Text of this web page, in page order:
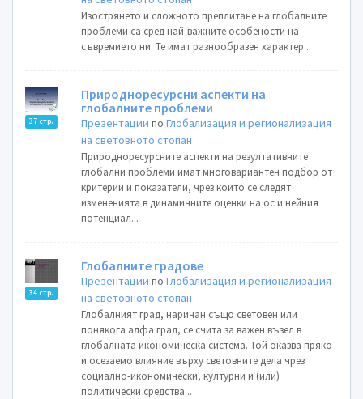
Изострянето и сложното преплитане на глобалните
проблеми са сред най-важните особености на
съвремието ни. Те имат разнообразен характер...
37 стр.
Природноресурсни аспекти на
глобалните проблеми
Презентации поГлобализация и регионализация
на световното стопан
Природноресурсните аспекти на резултативните
глобални проблеми имат многовариантен подбор от
критерии и показатели, чрез които се следят
измененията в динамичните оценки на ос и нейния
потенциал...
34 стр.
Глобалните градове
Презентации поГлобализация и регионализация
на световното стопан
Глобалният град, наричан също световен или
понякога алфа град, се счита за важен възел в
глобалната икономическа система. Той оказва пряко
и осезаемо влияние върху световните дела чрез
социално-икономически, културни и (или)
политически средства...